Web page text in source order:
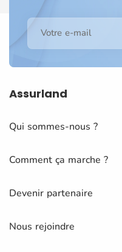
Votre e-mail
Assurland
Qui sommes-nous ?
Comment ça marche ?
Devenir partenaire
Nous rejoindre